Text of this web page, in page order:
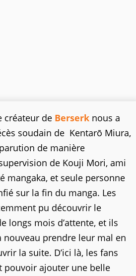
créateur de Berserk nous a
soudain de Kentarō Miura,
de manière
de Kouji Mori, ami
mangaka, et seule personne
sur la fin du manga. Les
pu découvrir le
longs mois d’attente, et ils
nouveau prendre leur mal en
la suite. D’ici là, les fans
pouvoir ajouter une belle